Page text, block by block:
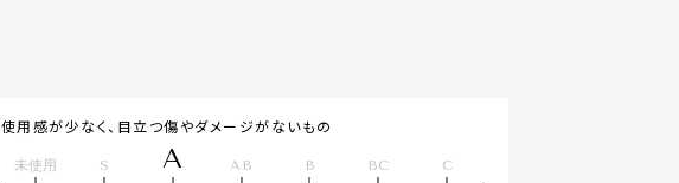
使用感が少なく、目立つ傷やダメージがないもの
未使用 S A AB B BC C